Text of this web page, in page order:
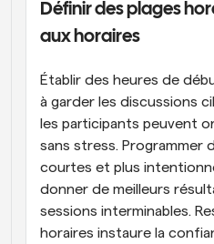
Définir des plages
aux horaires
Établir des heures de
à garder les discussions
les participants peuvent
sans stress. Programmer
courtes et plus
donner de meilleurs
sessions interminables.
horaires instaure la